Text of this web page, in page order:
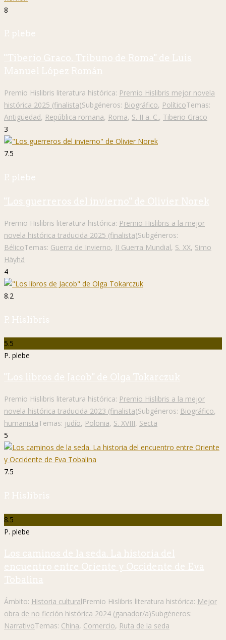
8
P. plebe
"Tiberio Graco. Tribuno de Roma" de Luis
Manuel López Román
Premio Hislibris literatura histórica: Premio Hislibris mejor novela
histórica 2025 (finalista)Subgéneros: Biográfico, PolíticoTemas:
Antigüedad, República romana, Roma, S. II a. C., Tiberio Graco
3
7.5
P. plebe
"Los guerreros del invierno" de Olivier Norek
Premio Hislibris literatura histórica: Premio Hislibris a la mejor
novela histórica traducida 2025 (finalista)Subgéneros:
BélicoTemas: Guerra de Invierno, II Guerra Mundial, S. XX, Simo
Häyhä
4
8.2
P. Hislibris
5.5
P. plebe
"Los libros de Jacob" de Olga Tokarczuk
Premio Hislibris literatura histórica: Premio Hislibris a la mejor
novela histórica traducida 2023 (finalista)Subgéneros: Biográfico,
humanistaTemas: judío, Polonia, S. XVIII, Secta
5
7.5
P. Hislibris
8.5
P. plebe
Los caminos de la seda. La historia del
encuentro entre Oriente y Occidente de Eva
Tobalina
Ámbito: Historia culturalPremio Hislibris literatura histórica: Mejor
obra de no ficción histórica 2024 (ganador/a)Subgéneros:
NarrativoTemas: China, Comercio, Ruta de la seda